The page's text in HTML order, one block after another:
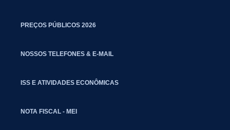
PREÇOS PÚBLICOS 2026
NOSSOS TELEFONES & E-MAIL
ISS E ATIVIDADES ECONÔMICAS
NOTA FISCAL - MEI